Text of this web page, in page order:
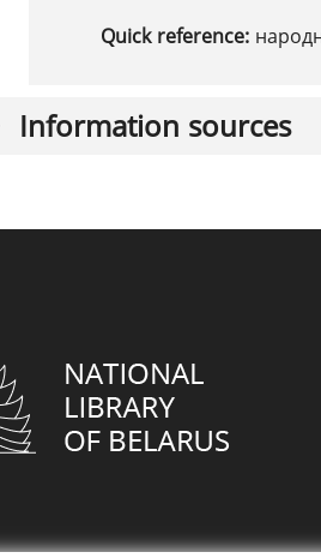
Quick reference:
Information sources